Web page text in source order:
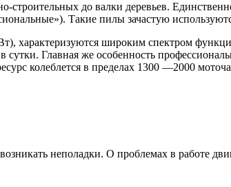
до валки деревьев.
Такие пилы зачастую
характеризуются широким спектром
Главная же особенность
колеблется в пределах 1300 —2000
неполадки. О проблемах в работе